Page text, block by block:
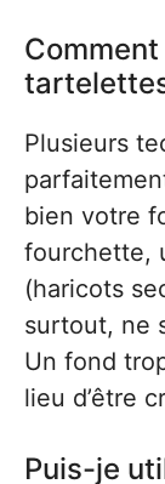
Plusieurs
bien votre
fourchette,
(haricots
surtout, ne
Un fond
lieu d’être
Puis-je